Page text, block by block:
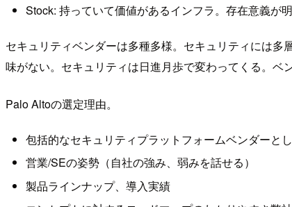
Stock: 持っていて価値があるインフラ。存在意義が
セキュリティベンダーは多種多様。セキュリティには
味がない。セキュリティは日進月歩で変わってくる。ベ
Palo Altoの選定理由。
包括的なセキュリティプラットフォームベンダーと
営業/SEの姿勢（自社の強み、弱みを話せる）
製品ラインナップ、導入実績